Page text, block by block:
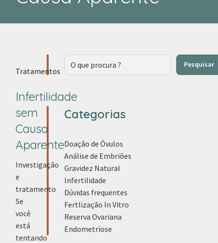
Tratamentos
Infertilidade
sem
Causa
Aparente
Investigação
e
tratamento
Se
você
está
tentando
Pesquisar Pesquisar
Categorias
Doação de Óvulos
Análise de Embriões
Gravidez Natural
Infertilidade
Dúvidas frequentes
Fertlização In Vitro
Reserva Ovariana
Endometriose